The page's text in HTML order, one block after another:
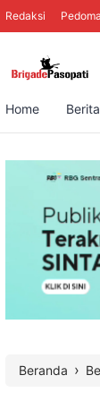
Redaksi
Home Berita
Beranda ›